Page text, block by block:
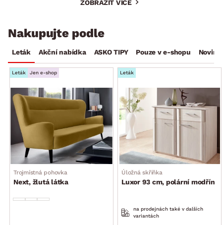
ZOBRAZIT VÍCE
Nakupujte podle
Leták Akční nabídka ASKO TIPY Pouze v e-shopu
Leták Jen e-shop
Trojmístná pohovka
Next, žlutá látka
Leták
Úložná skříňka
Luxor 93 cm, polární modřín
na prodejnách také v dalších
variantách